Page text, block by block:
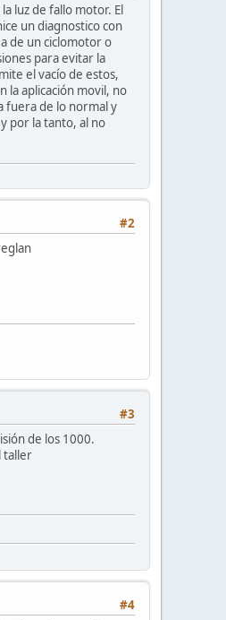
luz de fallo motor. El
un diagnostico con
de un ciclomotor o
para evitar la
el vacío de estos,
la aplicación movil, no
fuera de lo normal y
por la tanto, al no
#2
#3
de los 1000.
taller
#4